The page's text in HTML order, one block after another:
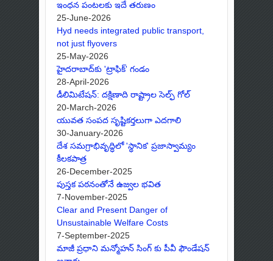
ఇంధన పంటలకు ఇదే తరుణం
25-June-2026
Hyd needs integrated public transport,
not just flyovers
25-May-2026
హైదరాబాద్‌కు 'ట్రాఫిక్' గండం
28-April-2026
డీలిమిటేషన్: దక్షిణాది రాష్ట్రాల సెల్ఫ్ గోల్
20-March-2026
యువత సంపద సృష్టికర్తలుగా ఎదగాలి
30-January-2026
దేశ సమగ్రాభివృద్ధిలో 'స్థానిక' ప్రజాస్వామ్యం
కీలకపాత్ర
26-December-2025
పుస్తక పఠనంతోనే ఉజ్వల భవిత
7-November-2025
Clear and Present Danger of
Unsustainable Welfare Costs
7-September-2025
మాజీ ప్రధాని మన్మోహన్ సింగ్ కు పీవీ ఫౌండేషన్